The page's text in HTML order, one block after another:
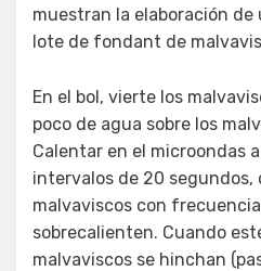
muestran la elaboración
lote de fondant de
En el bol, vierte los
poco de agua sobre los
Calentar en el microondas
intervalos de 20 segundos,
malvaviscos con
sobrecalienten. Cuando
malvaviscos se hinchan